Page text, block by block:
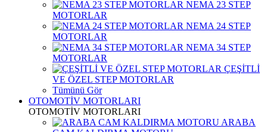
NEMA 23 STEP
MOTORLAR
NEMA 24 STEP
MOTORLAR
NEMA 34 STEP
MOTORLAR
ÇEŞİTLİ
VE ÖZEL STEP MOTORLAR
Tümünü Gör
OTOMOTİV MOTORLARI
OTOMOTİV MOTORLARI
ARABA